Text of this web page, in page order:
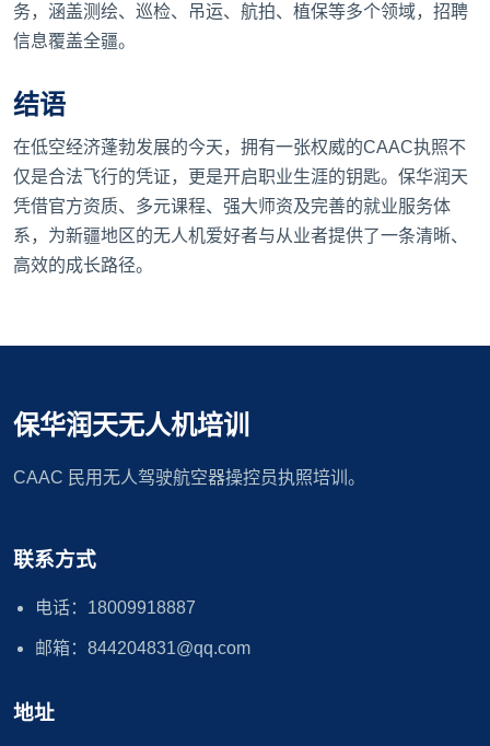
务，涵盖测绘、巡检、吊运、航拍、植保等多个领域，招聘
信息覆盖全疆。
结语
在低空经济蓬勃发展的今天，拥有一张权威的CAAC执照不
仅是合法飞行的凭证，更是开启职业生涯的钥匙。保华润天
凭借官方资质、多元课程、强大师资及完善的就业服务体
系，为新疆地区的无人机爱好者与从业者提供了一条清晰、
高效的成长路径。
保华润天无人机培训
CAAC 民用无人驾驶航空器操控员执照培训。
联系方式
电话：18009918887
邮箱：844204831@qq.com
地址